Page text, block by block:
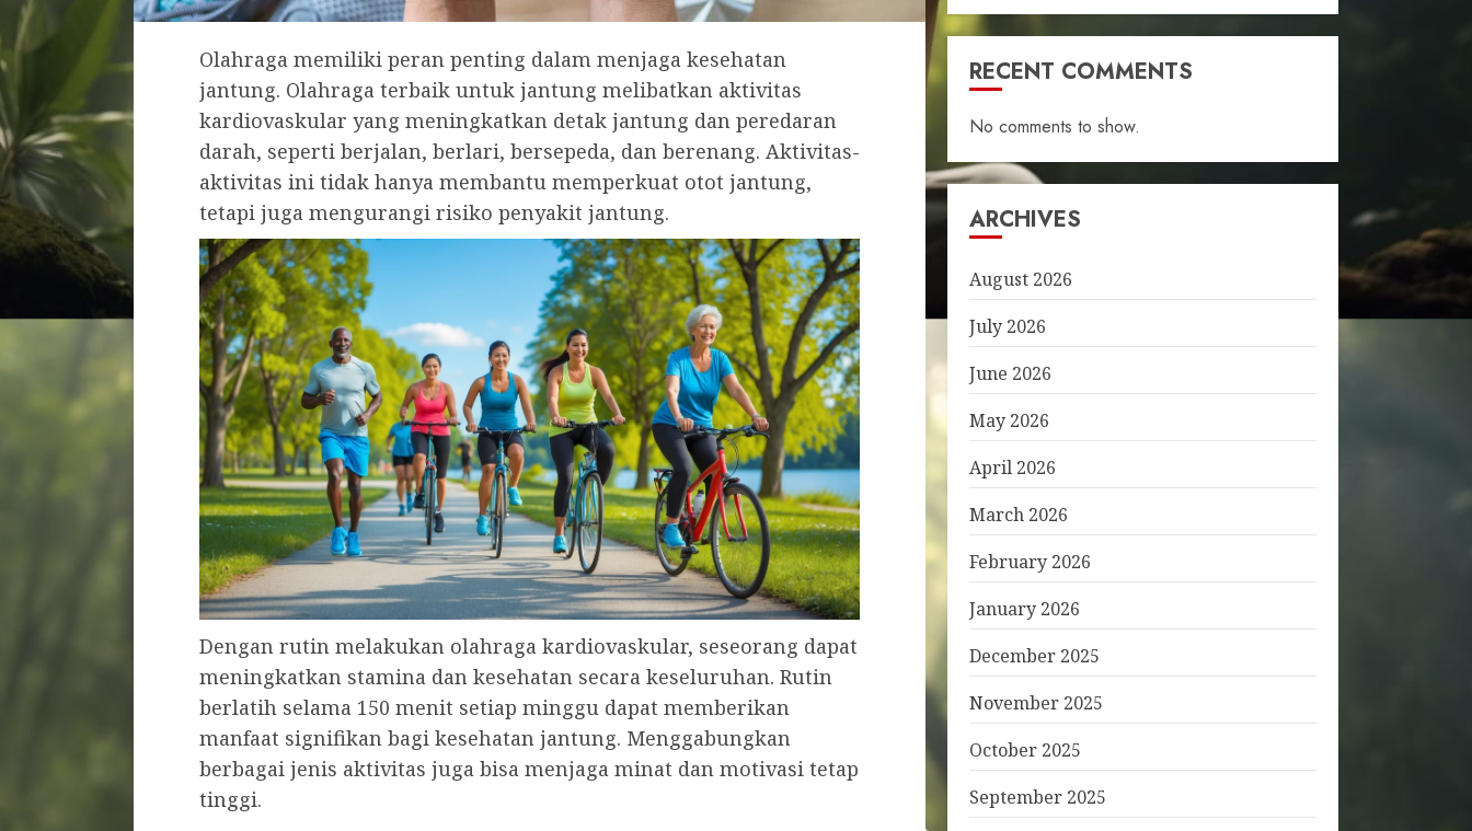
Olahraga memiliki peran penting dalam menjaga kesehatan
jantung. Olahraga terbaik untuk jantung melibatkan aktivitas
kardiovaskular yang meningkatkan detak jantung dan peredaran
darah, seperti berjalan, berlari, bersepeda, dan berenang. Aktivitas-
aktivitas ini tidak hanya membantu memperkuat otot jantung,
tetapi juga mengurangi risiko penyakit jantung.
Dengan rutin melakukan olahraga kardiovaskular, seseorang dapat
meningkatkan stamina dan kesehatan secara keseluruhan. Rutin
berlatih selama 150 menit setiap minggu dapat memberikan
manfaat signifikan bagi kesehatan jantung. Menggabungkan
berbagai jenis aktivitas juga bisa menjaga minat dan motivasi tetap
tinggi.
RECENT COMMENTS
No comments to show.
ARCHIVES
August 2026
July 2026
June 2026
May 2026
April 2026
March 2026
February 2026
January 2026
December 2025
November 2025
October 2025
September 2025